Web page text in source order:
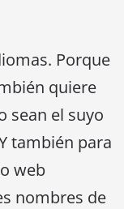
Porque
quiere
sean el suyo
también para
web
nombres de